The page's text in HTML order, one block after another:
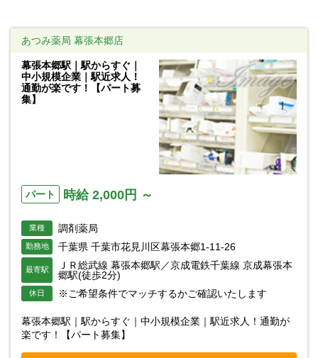
あつみ薬局 幕張本郷店
幕張本郷駅｜駅からすぐ｜
中小規模企業｜駅近求人！
通勤が楽です！【パート募
集】
パート 時給 2,000円 ～
業種 調剤薬局
勤務地 千葉県 千葉市花見川区幕張本郷1-11-26
最寄駅
ＪＲ総武線 幕張本郷駅／京成電鉄千葉線 京成幕張本
郷駅(徒歩2分)
休日 ※ご希望条件でマッチするかご確認いたします
幕張本郷駅｜駅からすぐ｜中小規模企業｜駅近求人！通勤が
楽です！【パート募集】